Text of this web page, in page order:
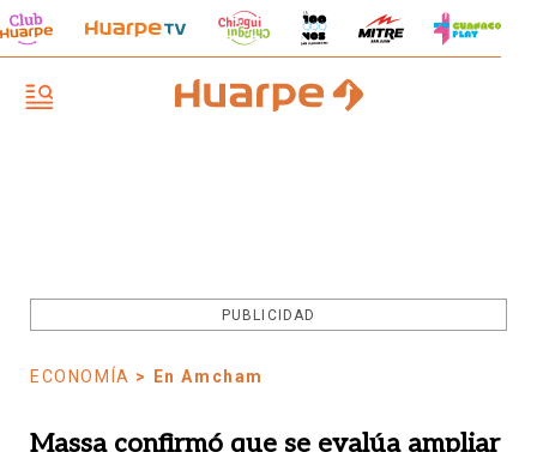
PUBLICIDAD
ECONOMÍA > En Amcham
Massa confirmó que se evalúa ampliar